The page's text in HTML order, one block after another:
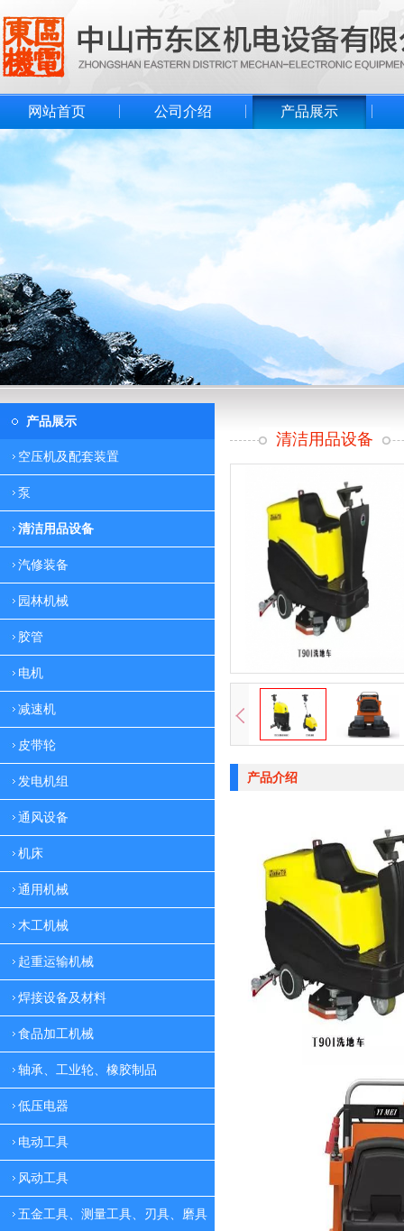
网站首页 公司介绍 产品展示
产品展示
空压机及配套装置
泵
清洁用品设备
汽修装备
园林机械
胶管
电机
减速机
皮带轮
发电机组
通风设备
机床
通用机械
木工机械
起重运输机械
焊接设备及材料
食品加工机械
轴承、工业轮、橡胶制品
低压电器
电动工具
风动工具
五金工具、测量工具、刃具、磨具
清洁用品设备
产品介绍